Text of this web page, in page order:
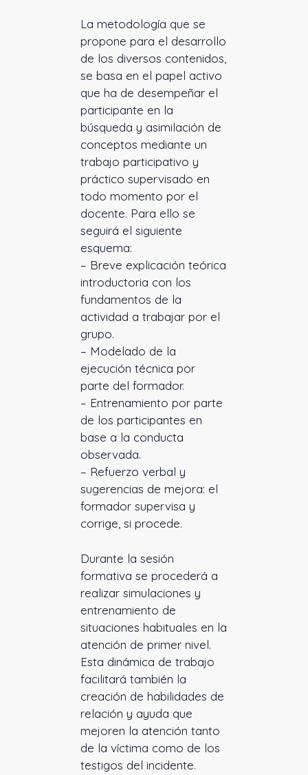
La metodología que se
propone para el desarrollo
de los diversos contenidos,
se basa en el papel activo
que ha de desempeñar el
participante en la
búsqueda y asimilación de
conceptos mediante un
trabajo participativo y
práctico supervisado en
todo momento por el
docente. Para ello se
seguirá el siguiente
esquema:
– Breve explicación teórica
introductoria con los
fundamentos de la
actividad a trabajar por el
grupo.
– Modelado de la
ejecución técnica por
parte del formador.
– Entrenamiento por parte
de los participantes en
base a la conducta
observada.
– Refuerzo verbal y
sugerencias de mejora: el
formador supervisa y
corrige, si procede.
Durante la sesión
formativa se procederá a
realizar simulaciones y
entrenamiento de
situaciones habituales en la
atención de primer nivel.
Esta dinámica de trabajo
facilitará también la
creación de habilidades de
relación y ayuda que
mejoren la atención tanto
de la víctima como de los
testigos del incidente.